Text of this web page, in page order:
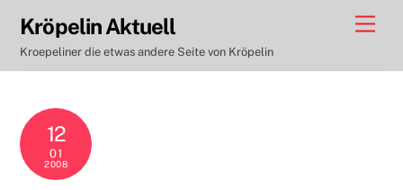
content
Kröpelin Aktuell
Kroepeliner die etwas andere Seite von Kröpelin
12
01
2008